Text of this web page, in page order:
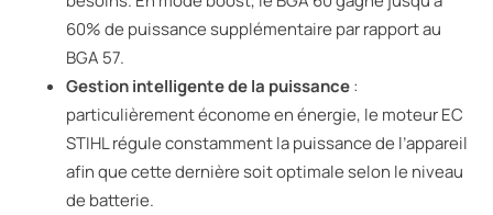
60% de puissance supplémentaire par rapport au
BGA 57.
Gestion intelligente de la puissance:
particulièrement économe en énergie, le moteur EC
STIHL régule constamment la puissance de l’appareil
afin que cette dernière soit optimale selon le niveau
de batterie.